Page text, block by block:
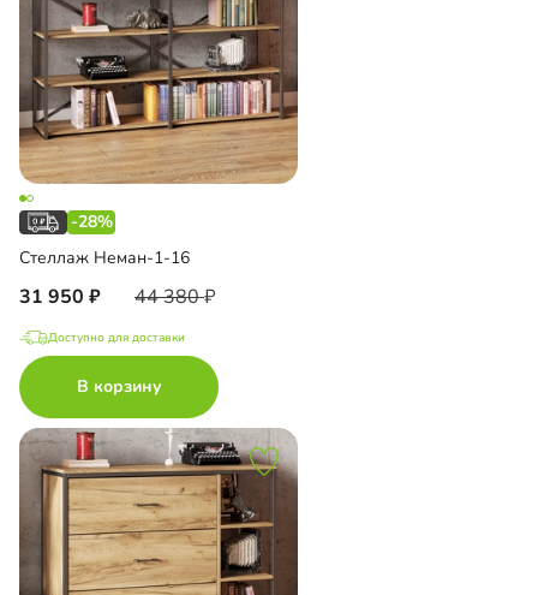
-28%
Стеллаж Неман-1-16
31 950 44 380
Доступно для доставки
В корзину